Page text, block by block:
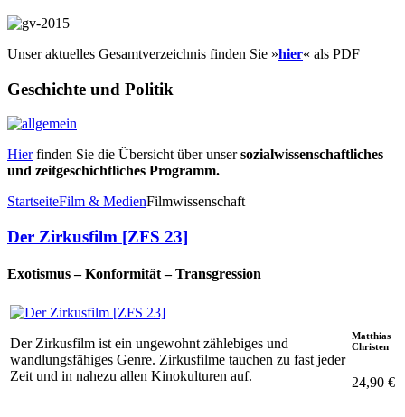
Unser aktuelles Gesamtverzeichnis finden Sie »hier« als PDF
Geschichte und Politik
Hierfinden Sie die Übersicht über unsersozialwissenschaftliches
und zeitgeschichtliches Programm.
StartseiteFilm & MedienFilmwissenschaft
Der Zirkusfilm [ZFS 23]
Exotismus – Konformität – Transgression
Der Zirkusfilm ist ein ungewohnt zählebiges und
wandlungsfähiges Genre. Zirkusfilme tauchen zu fast jeder
Zeit und in nahezu allen Kinokulturen auf.
Matthias
Christen
24,90 €